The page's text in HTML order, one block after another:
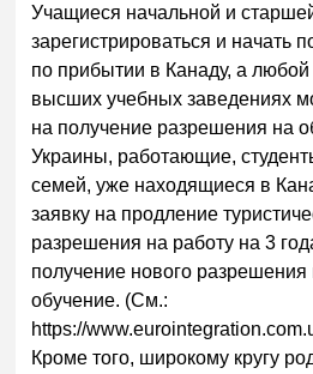
Учащиеся начальной и
зарегистрироваться и начать
по прибытии в Канаду, а
высших учебных заведениях
на получение разрешения на
Украины, работающие,
семей, уже находящиеся в
заявку на продление
разрешения на работу на 3
получение нового разрешения
обучение. (См.:
https://
Кроме того, широкому кругу